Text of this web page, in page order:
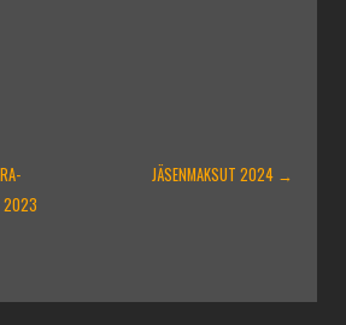
2023
JÄSENMAKSUT 2024 →